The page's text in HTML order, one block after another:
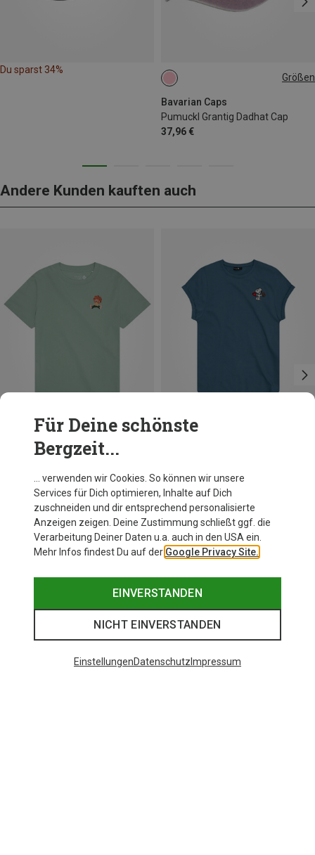
Du sparst 34%
Größen
Bavarian Caps
Pumuckl Grantig Dadhat Cap
37,96 €
ONE SIZE
Andere Kunden kauften auch
Du sparst 23%
Bavarian Caps
Damen Peanuts: Snoopy T-Shirt
37,96 €
Für Deine schönste
Bergzeit...
… verwenden wir Cookies. So können wir unsere
Services für Dich optimieren, Inhalte auf Dich
zuschneiden und dir entsprechend personalisierte
Anzeigen zeigen. Deine Zustimmung schließt ggf. die
Verarbeitung Deiner Daten u.a. auch in den USA ein.
Mehr Infos findest Du auf der Google Privacy Site.
EINVERSTANDEN
NICHT EINVERSTANDEN
EinstellungenDatenschutz Impressum